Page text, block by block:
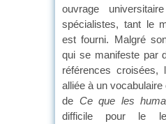
ouvrage
spécialistes, tant le
est fourni. Malgré
qui se manifeste par
références croisées,
alliée à un vocabulaire
de Ce que les
difficile pour le